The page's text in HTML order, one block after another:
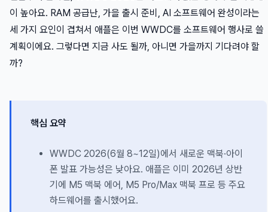
이 높아요. RAM 공급난, 가을 출시 준비, AI 소프트웨어 완성이라는
세 가지 요인이 겹쳐서 애플은 이번 WWDC를 소프트웨어 행사로 쓸
계획이에요. 그렇다면 지금 사도 될까, 아니면 가을까지 기다려야 할
까?
핵심 요약
WWDC 2026(6월 8~12일)에서 새로운 맥북·아이
폰 발표 가능성은 낮아요. 애플은 이미 2026년 상반
기에 M5 맥북 에어, M5 Pro/Max 맥북 프로 등 주요
하드웨어를 출시했어요.